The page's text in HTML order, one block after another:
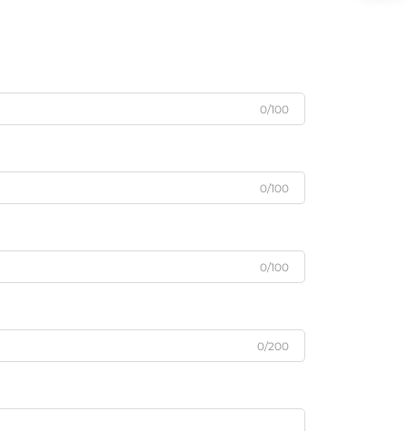
0/100
0/100
0/100
0/200